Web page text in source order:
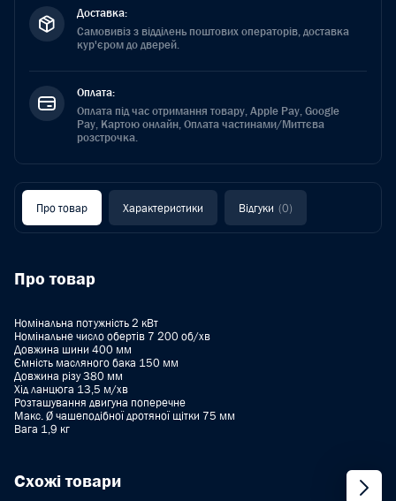
Доставка:
Самовивіз з відділень поштових операторів, доставка
кур'єром до дверей.
Оплата:
Оплата під час отримання товару, Apple Pay, Google
Pay, Картою онлайн, Оплата частинами/Миттєва
розстрочка.
Про товар Характеристики Відгуки (0)
Про товар
Номінальна потужність 2 кВт
Номінальне число обертів 7 200 об/хв
Довжина шини 400 мм
Ємність масляного бака 150 мм
Довжина різу 380 мм
Хід ланцюга 13,5 м/хв
Розташування двигуна поперечне
Макс. Ø чашеподібної дротяної щітки 75 мм
Вага 1,9 кг
Схожі товари